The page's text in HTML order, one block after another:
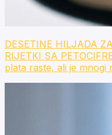
DESETINE HILJADA
RIJETKI SA
plata raste, ali je mnogi